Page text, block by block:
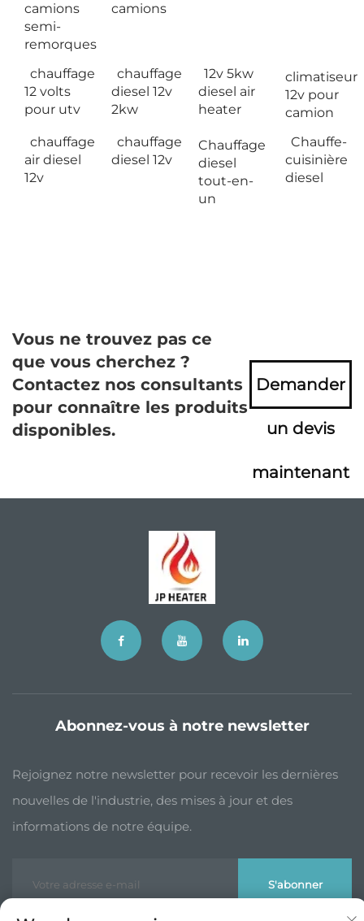
camions
semi-
remorques
camions
chauffage
12 volts
pour utv
chauffage
diesel 12v
2kw
12v 5kw
diesel air
heater
climatiseur
12v pour
camion
chauffage
air diesel
12v
chauffage
diesel 12v
Chauffage
diesel
tout-en-
un
Chauffe-
cuisinière
diesel
Vous ne trouvez pas ce
que vous cherchez ?
Contactez nos consultants
pour connaître les produits
disponibles.
Demander
un devis
maintenant
Abonnez-vous à notre newsletter
Rejoignez notre newsletter pour recevoir les dernières
nouvelles de l'industrie, des mises à jour et des
informations de notre équipe.
S'abonner